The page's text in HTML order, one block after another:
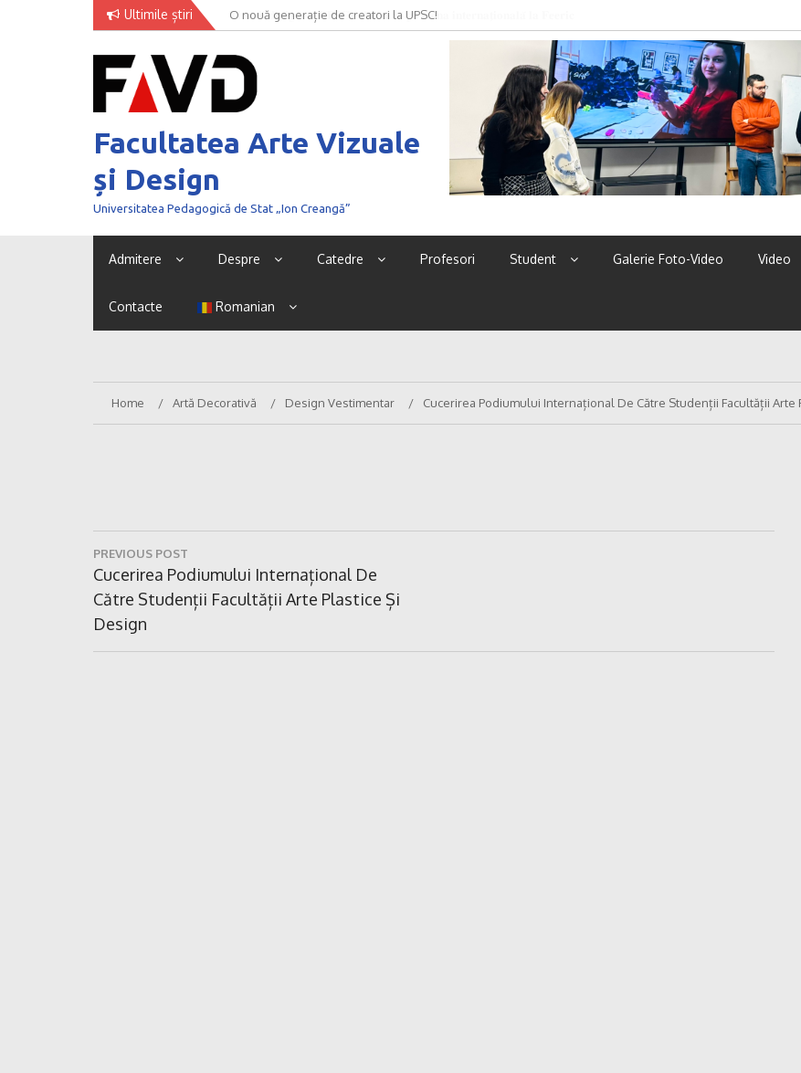
Ultimile știri O nouă generație de creatori la UPSC!
Facultatea Arte Vizuale
și Design
Universitatea Pedagogică de Stat „Ion Creangă”
Admitere Despre Catedre Profesori Student Galerie Foto-Video Video
Contacte Romanian
Home Artă Decorativă Design Vestimentar Cucerirea Podiumului Internațional De Către Studenții Facultății Arte
Navigare
în
articole
PREVIOUS POST
Previous
Post:
Cucerirea Podiumului Internațional De
Către Studenții Facultății Arte Plastice Și
Design